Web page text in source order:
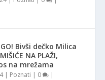
Bivši dečko Milica
NA PLAŽI,
na mrežama
| Poznati | 0 |